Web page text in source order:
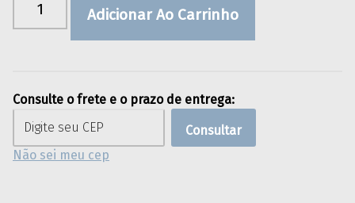
Adicionar Ao Carrinho
Consulte o frete e o prazo de entrega:
Consultar
Não sei meu cep